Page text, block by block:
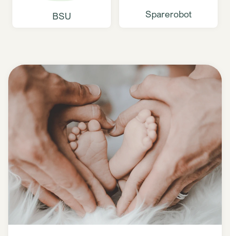
BSU Sparerobot